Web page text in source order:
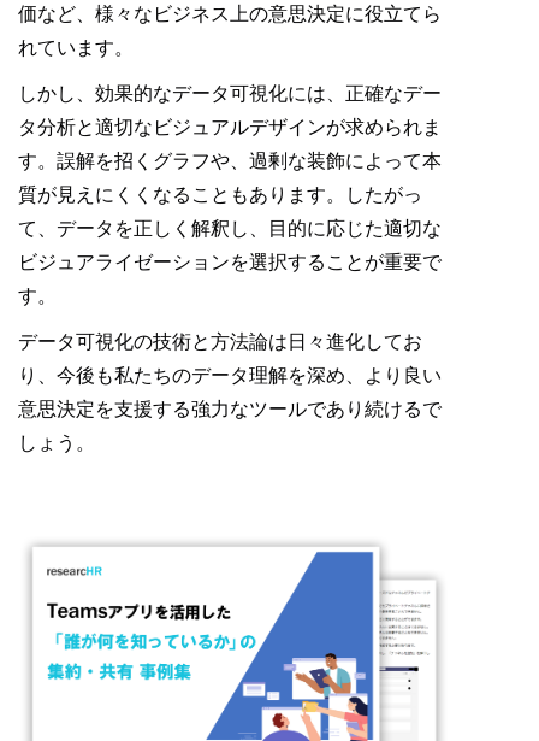
価など、様々なビジネス上の意思決定に役立てら
れています。
しかし、効果的なデータ可視化には、正確なデー
タ分析と適切なビジュアルデザインが求められま
す。誤解を招くグラフや、過剰な装飾によって本
質が見えにくくなることもあります。したがっ
て、データを正しく解釈し、目的に応じた適切な
ビジュアライゼーションを選択することが重要で
す。
データ可視化の技術と方法論は日々進化してお
り、今後も私たちのデータ理解を深め、より良い
意思決定を支援する強力なツールであり続けるで
しょう。